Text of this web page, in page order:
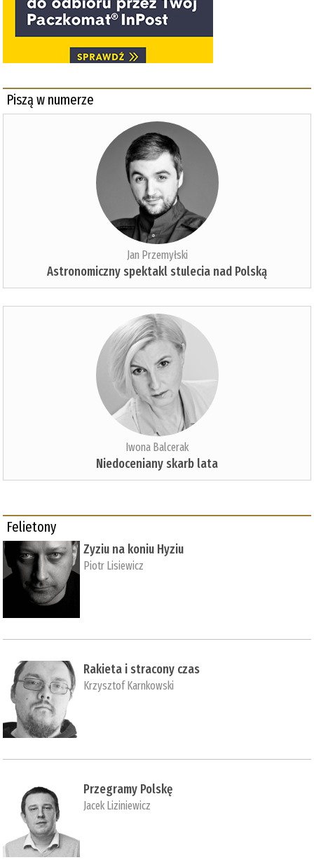
Piszą w numerze
Jan Przemyłski
Astronomiczny spektakl stulecia nad Polską
Iwona Balcerak
Niedoceniany skarb lata
Felietony
Zyziu na koniu Hyziu
Piotr Lisiewicz
Rakieta i stracony czas
Krzysztof Karnkowski
Przegramy Polskę
Jacek Liziniewicz